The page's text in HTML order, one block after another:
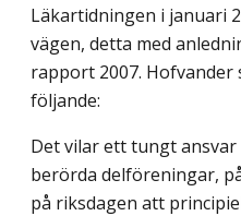
Läkartidningen i januari
vägen, detta med
rapport 2007.
följande:
Det vilar ett tungt
berörda delföreningar,
på riksdagen att